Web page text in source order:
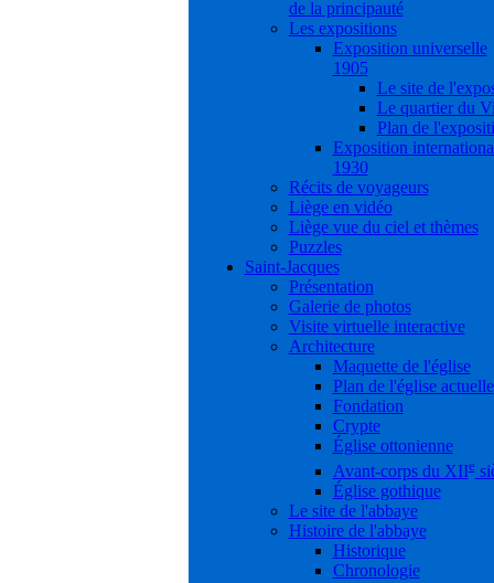
de la principauté
Les expositions
Exposition universelle
1905
Le site de
Le quartier du
Plan de
Exposition
1930
Récits de voyageurs
Liège en vidéo
Liège vue du ciel et thèmes
Puzzles
Saint-Jacques
Présentation
Galerie de photos
Visite virtuelle interactive
Architecture
Maquette de l'église
Plan de l'église actuelle
Fondation
Crypte
Église ottonienne
Avant-corps du XIIe
Église gothique
Le site de l'abbaye
Histoire de l'abbaye
Historique
Chronologie